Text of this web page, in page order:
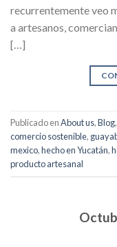
recurrentemente veo
a artesanos,
[…]
Publicado enAbout us,Blog,
comercio sostenible,
mexico,hecho en Yucatán,
producto artesanal